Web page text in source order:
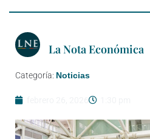
La Nota Económica
Categoría: Noticias